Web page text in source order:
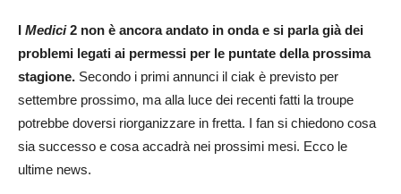
I Medici2 non è ancora andato in onda e si parla già dei
problemi legati ai permessi per le puntate della prossima
stagione. Secondo i primi annunci il ciak è previsto per
settembre prossimo, ma alla luce dei recenti fatti la troupe
potrebbe doversi riorganizzare in fretta. I fan si chiedono cosa
sia successo e cosa accadrà nei prossimi mesi. Ecco le
ultime news.